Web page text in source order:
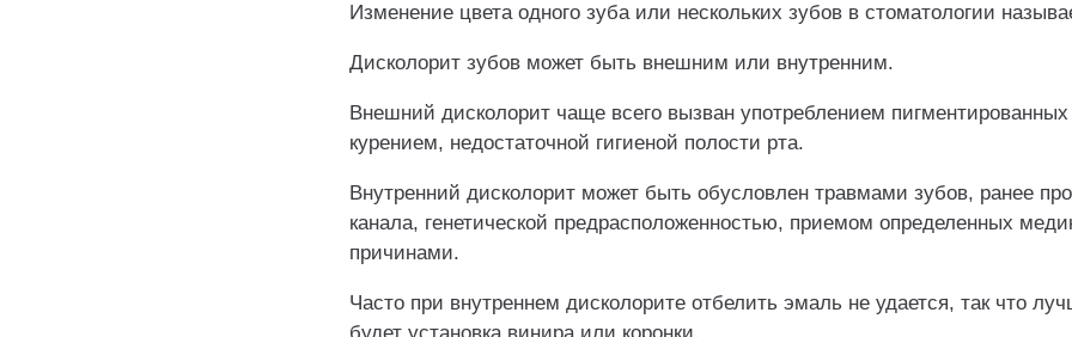
Изменение цвета одного зуба или нескольких зубов в стоматологии
Дисколорит зубов может быть внешним или внутренним.
Внешний дисколорит чаще всего вызван употреблением пигментированных
курением, недостаточной гигиеной полости рта.
Внутренний дисколорит может быть обусловлен травмами зубов, ранее
канала, генетической предрасположенностью, приемом определенных
причинами.
Часто при внутреннем дисколорите отбелить эмаль не удается, так что